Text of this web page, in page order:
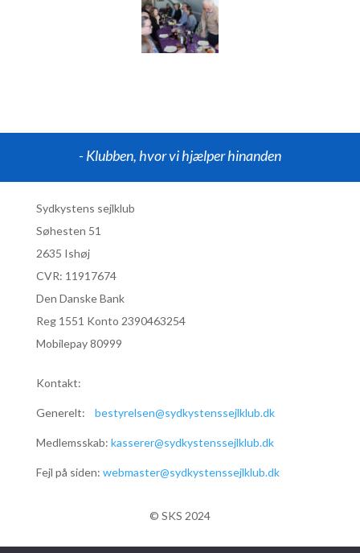
- Klubben, hvor vi hjælper hinanden
Sydkystens sejlklub
Søhesten 51
2635 Ishøj
CVR: 11917674
Den Danske Bank
Reg 1551 Konto 2390463254
Mobilepay 80999
Kontakt:
Generelt: bestyrelsen@sydkystenssejlklub.dk
Medlemsskab: kasserer@sydkystenssejlklub.dk
Fejl på siden: webmaster@sydkystenssejlklub.dk
© SKS 2024